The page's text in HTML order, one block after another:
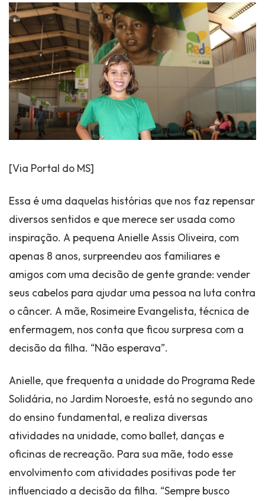
[Via Portal do MS]
Essa é uma daquelas histórias que nos faz repensar
diversos sentidos e que merece ser usada como
inspiração. A pequena Anielle Assis Oliveira, com
apenas 8 anos, surpreendeu aos familiares e
amigos com uma decisão de gente grande: vender
seus cabelos para ajudar uma pessoa na luta contra
o câncer. A mãe, Rosimeire Evangelista, técnica de
enfermagem, nos conta que ficou surpresa com a
decisão da filha. “Não esperava”.
Anielle, que frequenta a unidade do Programa Rede
Solidária, no Jardim Noroeste, está no segundo ano
do ensino fundamental, e realiza diversas
atividades na unidade, como ballet, danças e
oficinas de recreação. Para sua mãe, todo esse
envolvimento com atividades positivas pode ter
influenciado a decisão da filha. “Sempre busco